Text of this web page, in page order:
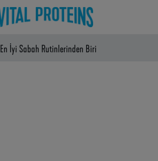
En İyi Sabah Rutinlerinden Biri